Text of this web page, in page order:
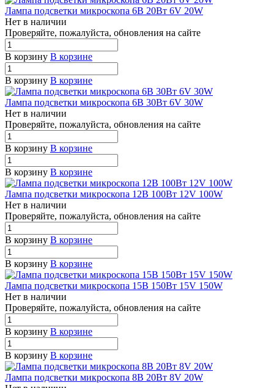
Лампа подсветки микроскопа 6В 20Вт 6V 20W
Нет в наличии
Проверяйте, пожалуйста, обновления на сайте
В корзину В корзине
В корзину В корзине
Лампа подсветки микроскопа 6В 30Вт 6V 30W
Нет в наличии
Проверяйте, пожалуйста, обновления на сайте
В корзину В корзине
В корзину В корзине
Лампа подсветки микроскопа 12В 100Вт 12V 100W
Нет в наличии
Проверяйте, пожалуйста, обновления на сайте
В корзину В корзине
В корзину В корзине
Лампа подсветки микроскопа 15В 150Вт 15V 150W
Нет в наличии
Проверяйте, пожалуйста, обновления на сайте
В корзину В корзине
В корзину В корзине
Лампа подсветки микроскопа 8В 20Вт 8V 20W